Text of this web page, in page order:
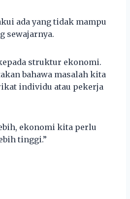
ada yang tidak mampu
sewajarnya.
struktur ekonomi.
bahawa masalah kita
individu atau pekerja
ekonomi kita perlu
tinggi.”